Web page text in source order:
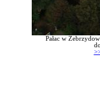
Pałac w